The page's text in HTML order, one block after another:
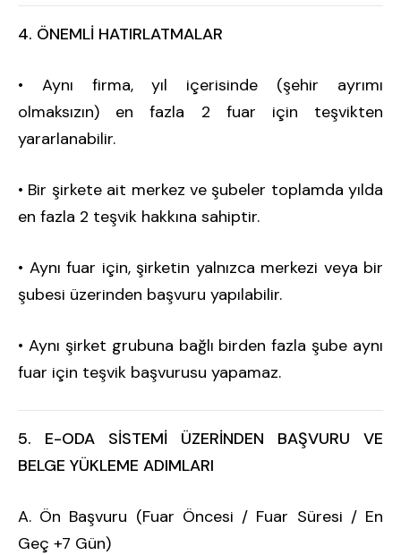
4. ÖNEMLİ HATIRLATMALAR
• Aynı firma, yıl içerisinde (şehir ayrımı
olmaksızın) en fazla 2 fuar için teşvikten
yararlanabilir.
• Bir şirkete ait merkez ve şubeler toplamda yılda
en fazla 2 teşvik hakkına sahiptir.
• Aynı fuar için, şirketin yalnızca merkezi veya bir
şubesi üzerinden başvuru yapılabilir.
• Aynı şirket grubuna bağlı birden fazla şube aynı
fuar için teşvik başvurusu yapamaz.
5. E-ODA SİSTEMİ ÜZERİNDEN BAŞVURU VE
BELGE YÜKLEME ADIMLARI
A. Ön Başvuru (Fuar Öncesi / Fuar Süresi / En
Geç +7 Gün)